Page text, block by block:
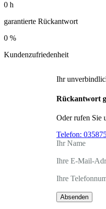
0 h
garantierte Rückantwort
0 %
Kundenzufriedenheit
Ihr
Rückantwort
Oder rufen Sie
Telefon:
Ihr Name
Ihre E-Mail-
Ihre
Absenden